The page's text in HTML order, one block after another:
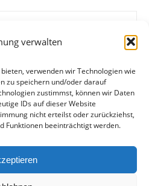
verwalten
verwenden wir Technologien wie
zu speichern und/oder darauf
zustimmst, können wir Daten
IDs auf dieser Website
nicht erteilst oder zurückziehst,
Funktionen beeinträchtigt werden.
Wormatia Worms
Pfalz/Saar
14:00 Uhr